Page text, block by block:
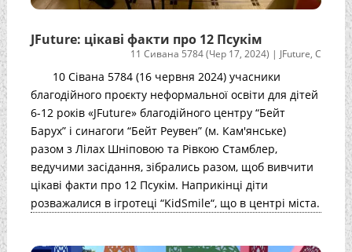
JFuture: цікаві факти про 12 Псукім
11 Сивана 5784 (Чер 17, 2024) | JFuture,С
10 Сівана 5784 (16 червня 2024) учасники
благодійного проєкту неформальної освіти для дітей
6-12 років «JFuture» благодійного центру “Бейт
Барух” і синагоги “Бейт Реувен” (м. Кам'янське)
разом з Лілах Шніповою та Рівкою Стамблер,
ведучими засідання, зібрались разом, щоб вивчити
цікаві факти про 12 Псукім. Наприкінці діти
розважалися в ігротеці “KidSmile“, що в центрі міста.